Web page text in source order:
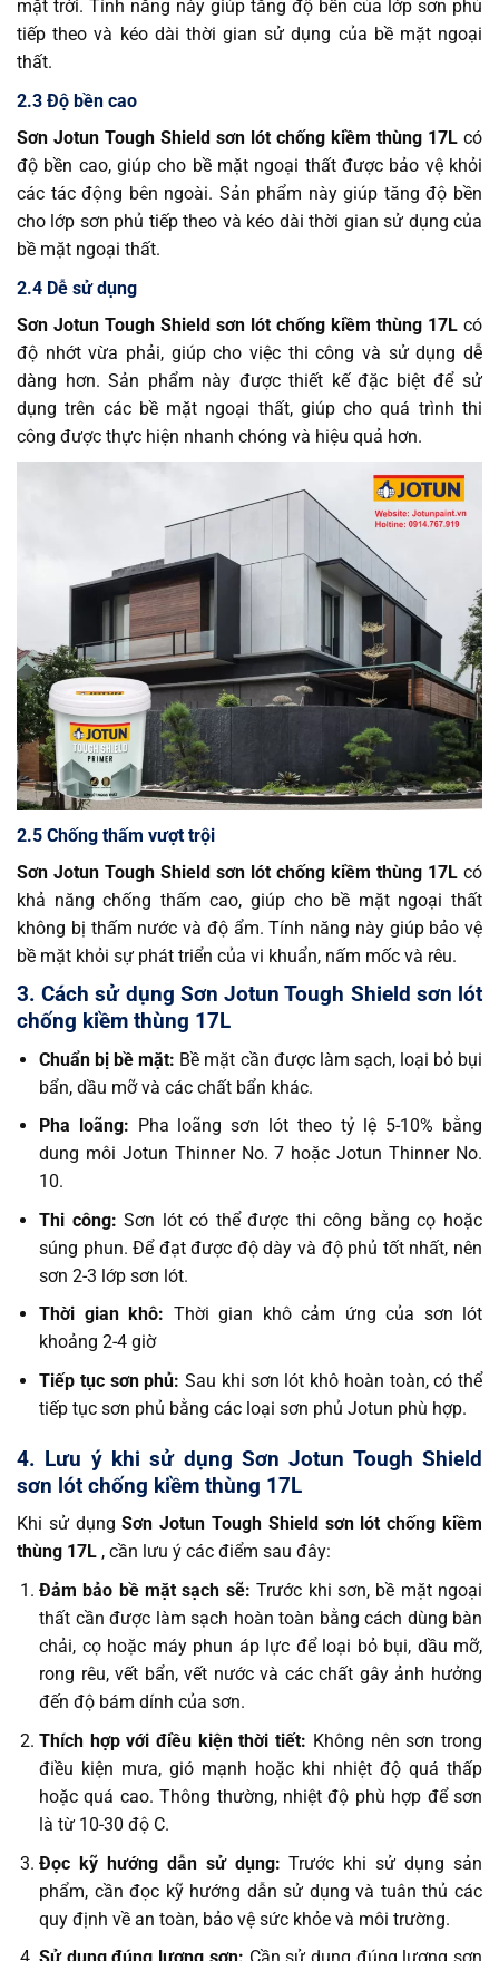
mặt trời. Tính năng này giúp tăng độ bền của lớp sơn phủ
tiếp theo và kéo dài thời gian sử dụng của bề mặt ngoại
thất.
2.3 Độ bền cao
Sơn Jotun Tough Shield sơn lót chống kiềm thùng 17L có
độ bền cao, giúp cho bề mặt ngoại thất được bảo vệ khỏi
các tác động bên ngoài. Sản phẩm này giúp tăng độ bền
cho lớp sơn phủ tiếp theo và kéo dài thời gian sử dụng của
bề mặt ngoại thất.
2.4 Dễ sử dụng
Sơn Jotun Tough Shield sơn lót chống kiềm thùng 17L có
độ nhớt vừa phải, giúp cho việc thi công và sử dụng dễ
dàng hơn. Sản phẩm này được thiết kế đặc biệt để sử
dụng trên các bề mặt ngoại thất, giúp cho quá trình thi
công được thực hiện nhanh chóng và hiệu quả hơn.
2.5 Chống thấm vượt trội
Sơn Jotun Tough Shield sơn lót chống kiềm thùng 17L có
khả năng chống thấm cao, giúp cho bề mặt ngoại thất
không bị thấm nước và độ ẩm. Tính năng này giúp bảo vệ
bề mặt khỏi sự phát triển của vi khuẩn, nấm mốc và rêu.
3. Cách sử dụng Sơn Jotun Tough Shield sơn lót
chống kiềm thùng 17L
Chuẩn bị bề mặt: Bề mặt cần được làm sạch, loại bỏ bụi
bẩn, dầu mỡ và các chất bẩn khác.
Pha loãng: Pha loãng sơn lót theo tỷ lệ 5-10% bằng
dung môi Jotun Thinner No. 7 hoặc Jotun Thinner No.
10.
Thi công: Sơn lót có thể được thi công bằng cọ hoặc
súng phun. Để đạt được độ dày và độ phủ tốt nhất, nên
sơn 2-3 lớp sơn lót.
Thời gian khô: Thời gian khô cảm ứng của sơn lót
khoảng 2-4 giờ
Tiếp tục sơn phủ: Sau khi sơn lót khô hoàn toàn, có thể
tiếp tục sơn phủ bằng các loại sơn phủ Jotun phù hợp.
4. Lưu ý khi sử dụng Sơn Jotun Tough Shield
sơn lót chống kiềm thùng 17L
Khi sử dụngSơn Jotun Tough Shield sơn lót chống kiềm
thùng 17L , cần lưu ý các điểm sau đây:
Đảm bảo bề mặt sạch sẽ: Trước khi sơn, bề mặt ngoại
thất cần được làm sạch hoàn toàn bằng cách dùng bàn
chải, cọ hoặc máy phun áp lực để loại bỏ bụi, dầu mỡ,
rong rêu, vết bẩn, vết nước và các chất gây ảnh hưởng
đến độ bám dính của sơn.
Thích hợp với điều kiện thời tiết: Không nên sơn trong
điều kiện mưa, gió mạnh hoặc khi nhiệt độ quá thấp
hoặc quá cao. Thông thường, nhiệt độ phù hợp để sơn
là từ 10-30 độ C.
Đọc kỹ hướng dẫn sử dụng: Trước khi sử dụng sản
phẩm, cần đọc kỹ hướng dẫn sử dụng và tuân thủ các
quy định về an toàn, bảo vệ sức khỏe và môi trường.